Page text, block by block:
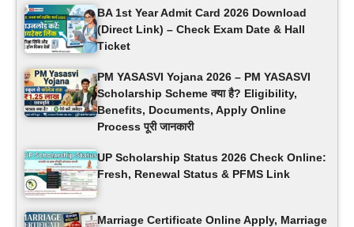
BA 1st Year Admit Card 2026 Download
(Direct Link) – Check Exam Date & Hall
Ticket
PM YASASVI Yojana 2026 – PM YASASVI
Scholarship Scheme क्या है? Eligibility,
Benefits, Documents, Apply Online
Process पूरी जानकारी
UP Scholarship Status 2026 Check Online:
Fresh, Renewal Status & PFMS Link
Marriage Certificate Online Apply, Marriage